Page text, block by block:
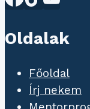
Oldalak
Főoldal
Írj nekem